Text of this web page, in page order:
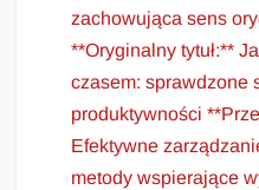
zachowująca sens
**Oryginalny tytuł:**
czasem: sprawdzone
produktywności
Efektywne
metody wspierające